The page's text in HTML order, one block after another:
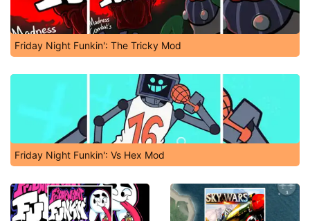
Friday Night Funkin': The Tricky Mod
Friday Night Funkin': Vs Hex Mod